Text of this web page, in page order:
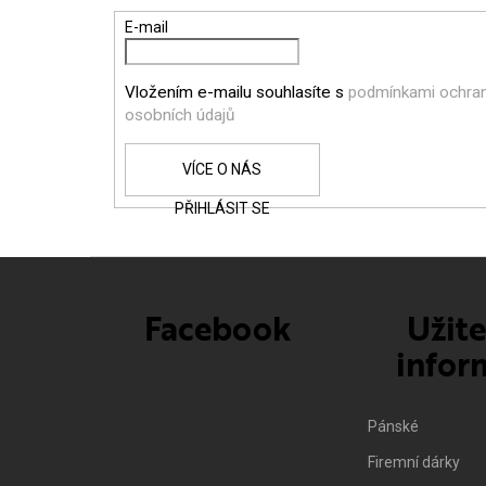
E-mail
Vložením e-mailu souhlasíte s podmínkami
osobních údajů
PŘIHLÁSIT SE
Facebook
Pánské
Firemní dárky